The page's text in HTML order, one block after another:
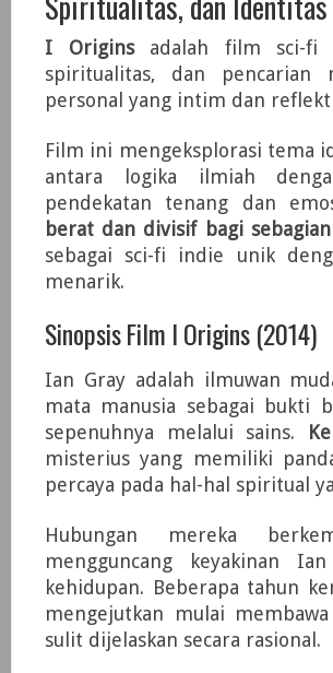
I Originsadalah film sci-fi
spiritualitas, dan pencarian
personal yang intim dan
Film ini mengeksplorasi tema
antara logika ilmiah
pendekatan tenang dan
berat dan divisif bagi
sebagai sci-fi indie unik
menarik.
Sinopsis Film I Origins (2014)
Ian Gray adalah ilmuwan
mata manusia sebagai bukti
sepenuhnya melalui sains.
misterius yang memiliki
percaya pada hal-hal spiritual
Hubungan mereka
mengguncang keyakinan
kehidupan. Beberapa tahun
mengejutkan mulai
sulit dijelaskan secara rasional.